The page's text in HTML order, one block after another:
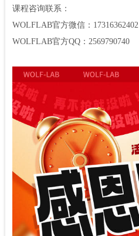
课程咨询联系：
WOLFLAB官方微信：17316362402
WOLFLAB官方QQ：2569790740